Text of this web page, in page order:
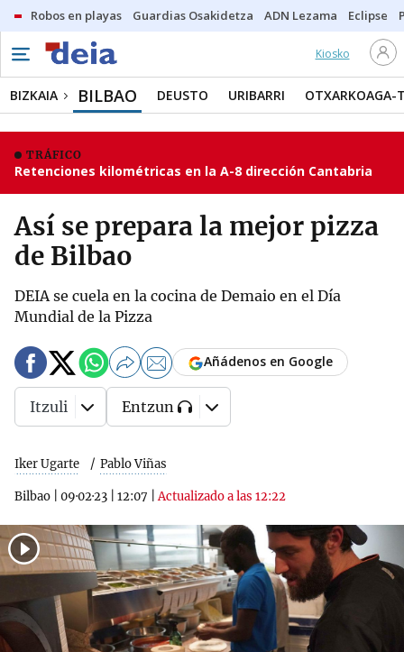
Robos en playas Guardias Osakidetza ADN Lezama Eclipse
Kiosko
BIZKAIA BILBAO DEUSTO URIBARRI OTXARKOAGA-
TRÁFICO
Retenciones kilométricas en la A-8 dirección Cantabria
Así se prepara la mejor pizza
de Bilbao
DEIA se cuela en la cocina de Demaio en el Día
Mundial de la Pizza
Iker Ugarte Pablo Viñas
Bilbao 09·02·23 12:07 |Actualizado a las 12:22
Añádenos en Google
Itzuli Entzun